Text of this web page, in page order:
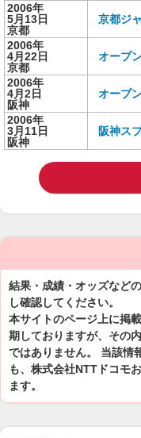
2006年
5月13日
京都
京都ジ
2006年
4月22日
京都
オープ
2006年
4月2日
阪神
オープ
2006年
3月11日
阪神
阪神ス
結果・成績・オッズなど
し確認してください。
本サイトのページ上に掲
期しておりますが、その
ではありません。 当該情
も、株式会社NTTドコモ
ます。